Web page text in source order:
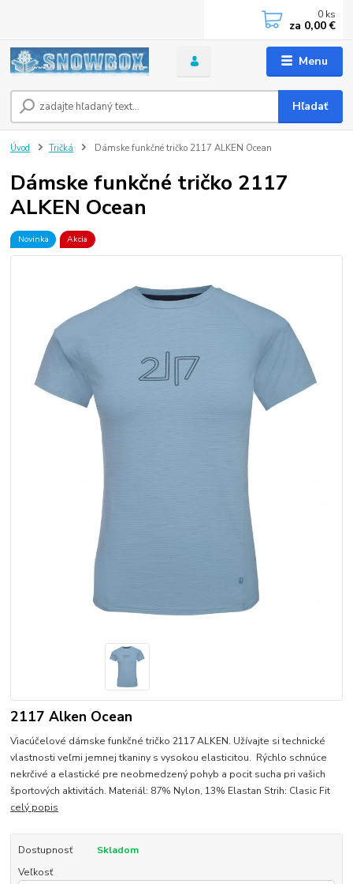
Menu
Hľadať
0 ks
za 0,00 €
Úvod Tričká Dámske funkčné tričko 2117 ALKEN Ocean
Dámske funkčné tričko 2117
ALKEN Ocean
Novinka Akcia
2117 Alken Ocean
Viacúčelové dámske funkčné tričko 2117 ALKEN. Užívajte si technické
vlastnosti veľmi jemnej tkaniny s vysokou elasticitou. Rýchlo schnúce
nekrčivé a elastické pre neobmedzený pohyb a pocit sucha pri vašich
športových aktivitách. Materiál: 87% Nylon, 13% Elastan Strih: Clasic Fit
celý popis
Dostupnosť
Skladom
Veľkosť